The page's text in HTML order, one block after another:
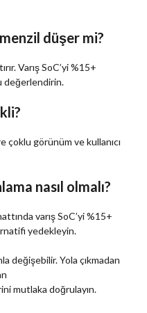
menzil düşer mi?
Varış SoC’yi %15+
değerlendirin.
çoklu görünüm ve kullanıcı
nasıl olmalı?
varış SoC’yi %15+
yedekleyin.
değişebilir. Yola çıkmadan
mutlaka doğrulayın.